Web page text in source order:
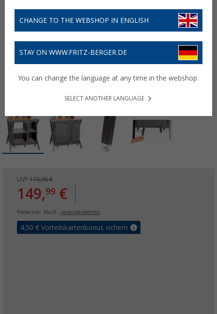
UVP 179,90 €
149,99 €
Preise inkl. MwSt., versandkostenfrei
4,50 € Vorteilskartenbonus sichern
CHANGE TO THE WEBSHOP IN ENGLISH
STAY ON WWW.FRITZ-BERGER.DE
You can change the language at any time in the webshop.
SELECT ANOTHER LANGUAGE